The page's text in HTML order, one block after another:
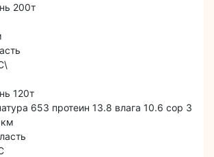
200т
120т
653 протеин 13.8 влага 10.6 сор 3